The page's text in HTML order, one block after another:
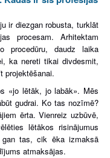
ir diezgan robusta, turklāt
procesam. Arhitektam
procedūru, daudz laika
ka nereti tikai divdesmit,
projektēšanai.
«jo lētāk, jo labāk». Mēs
gudrai. Ko tas nozīmē?
ērta. Vienreiz uzbūvē,
lētākos risinājumus
gan tas, cik ēka izmaksā
atmaksājas.